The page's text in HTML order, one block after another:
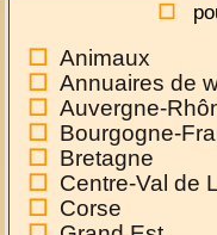
Animaux
Annuaires de
Auvergne-
Bourgogne-
Bretagne
Centre-Val de
Corse